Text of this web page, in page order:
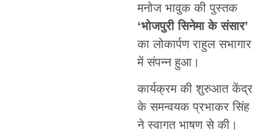
मनोज भावुक की पुस्तक
‘भोजपुरी सिनेमा के संसार’
का लोकार्पण राहुल सभागार
में संपन्न हुआ।
कार्यक्रम की शुरुआत केंद्र
के समन्वयक प्रभाकर सिंह
ने स्वागत भाषण से की।